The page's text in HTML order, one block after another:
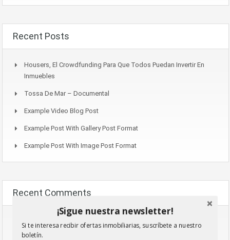
Recent Posts
Housers, El Crowdfunding Para Que Todos Puedan Invertir En
Inmuebles
Tossa De Mar – Documental
Example Video Blog Post
Example Post With Gallery Post Format
Example Post With Image Post Format
Recent Comments
TimothydoownEn
Housers, El Crowdfunding Para Que Todos
Puedan Invertir En Inmuebles
¡Sigue nuestra newsletter!
Si te interesa recibir ofertas inmobiliarias, suscríbete a nuestro
boletín.